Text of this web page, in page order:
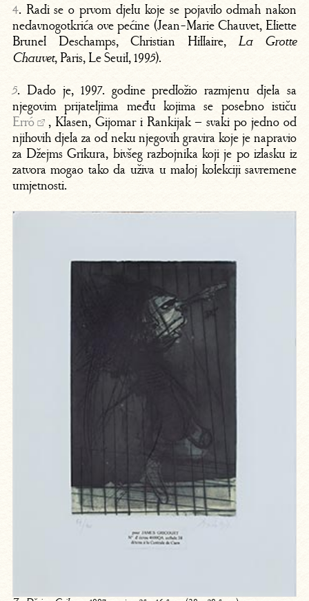
4. Radi se o prvom djelu koje se pojavilo odmah nakon
nedavnogotkrića ove pećine (Jean-Marie Chauvet, Eliette
Brunel Deschamps, Christian Hillaire,
La Grotte
Chauvet, Paris, Le Seuil, 1995).
5. Dado je, 1997. godine predložio razmjenu djela sa
njegovim prijateljima među kojima se posebno ističu
Erró
, Klasen, Gijomar i Rankijak – svaki po jedno od
njihovih djela za od neku njegovih gravira koje je napravio
za Džejms Grikura, bivšeg razbojnika koji je po izlasku iz
zatvora mogao tako da uživa u maloj kolekciji savremene
umjetnosti.